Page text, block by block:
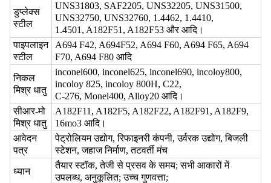
डुप्लेक्स
स्टील
UNS31803, SAF2205, UNS32205, UNS31500,
UNS32750, UNS32760, 1.4462, 1.4410,
1.4501, A182F51, A182F53 और आदि।
पाइपलाइन
स्टील
A694 F42, A694F52, A694 F60, A694 F65, A694
F70, A694 F80 आदि
निकल
मिश्र धातु
inconel600, inconel625, inconel690, incoloy800,
incoloy 825, incoloy 800H, C22,
C-276, Monel400, Alloy20 आदि।
सीआर-मो
मिश्र धातु
A182F11, A182F5, A182F22, A182F91, A182F9,
16mo3 आदि।
आवेदन
पत्र
पेट्रोलियम उद्योग, रिफाइनरी कंपनी, उर्वरक उद्योग, बिजली
स्टेशन, जहाज निर्माण, तटवर्ती मंच
ध्यान
तैयार स्टॉक, तेजी से प्रसव के समय; सभी आकारों में
उपलब्ध, अनुकूलित; उच्च गुणवत्ता;